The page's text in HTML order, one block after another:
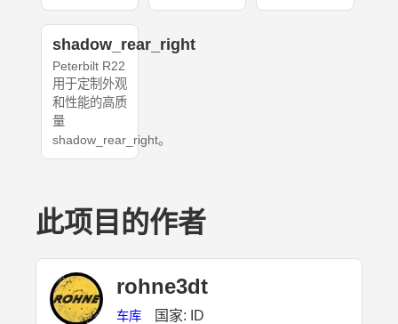
shadow_rear_right
Peterbilt R22
用于定制外观
和性能的高质
量
shadow_rear_right。
此项目的作者
rohne3dt
车库 国家: ID